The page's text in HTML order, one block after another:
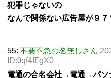
犯罪じゃないの
なんで関係ない広告屋が９７
55: 不要不急の名無しさん
ID:0qf4fEgX0
電通の合名会社→電通→パソ